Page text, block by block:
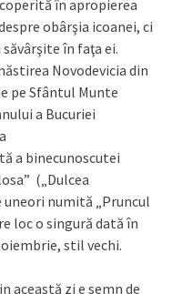
în apropierea
obârşia icoanei, ci
în faţa ei.
Novodevicia din
pe Sfântul Munte
a Bucuriei
a binecunoscutei
(„Dulcea
uneori numită „Pruncul
loc o singură dată în
stil vechi.
această zi e semn de